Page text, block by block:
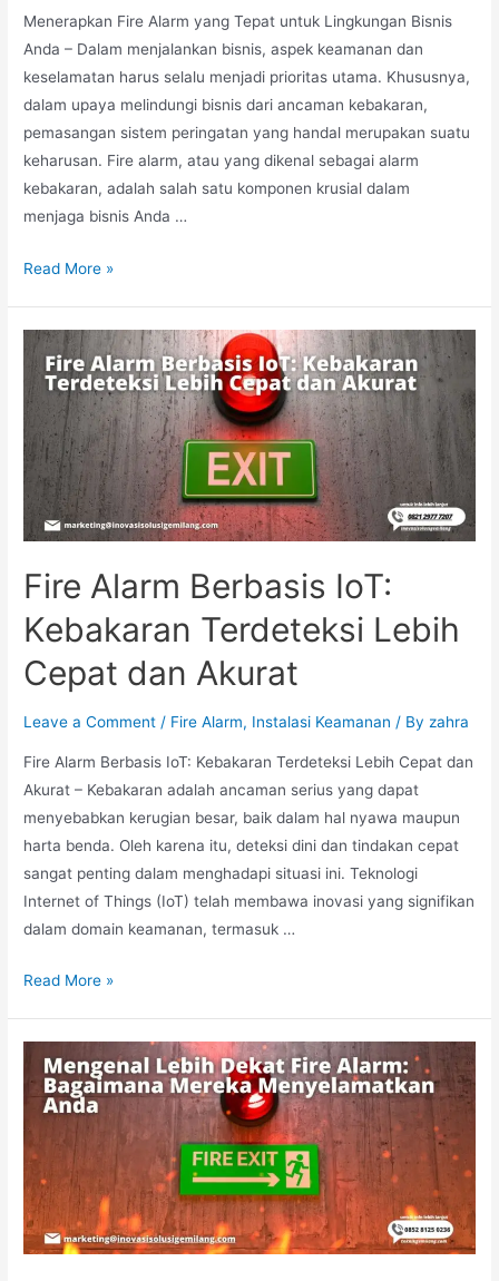
Menerapkan Fire Alarm yang Tepat untuk Lingkungan Bisnis
Anda – Dalam menjalankan bisnis, aspek keamanan dan
keselamatan harus selalu menjadi prioritas utama. Khususnya,
dalam upaya melindungi bisnis dari ancaman kebakaran,
pemasangan sistem peringatan yang handal merupakan suatu
keharusan. Fire alarm, atau yang dikenal sebagai alarm
kebakaran, adalah salah satu komponen krusial dalam
menjaga bisnis Anda …
Menerapkan
yang
Tepat
untuk
Lingkungan
Bisnis
Anda
Read More »
Fire Alarm Berbasis IoT:
Kebakaran Terdeteksi Lebih
Cepat dan Akurat
Leave a Comment / Fire Alarm, Instalasi Keamanan / By zahra
Fire Alarm Berbasis IoT: Kebakaran Terdeteksi Lebih Cepat dan
Akurat – Kebakaran adalah ancaman serius yang dapat
menyebabkan kerugian besar, baik dalam hal nyawa maupun
harta benda. Oleh karena itu, deteksi dini dan tindakan cepat
sangat penting dalam menghadapi situasi ini. Teknologi
Internet of Things (IoT) telah membawa inovasi yang signifikan
dalam domain keamanan, termasuk …
Fire
IoT:
Kebakaran
Terdeteksi
Lebih
Cepat
dan
Akurat
Read More »